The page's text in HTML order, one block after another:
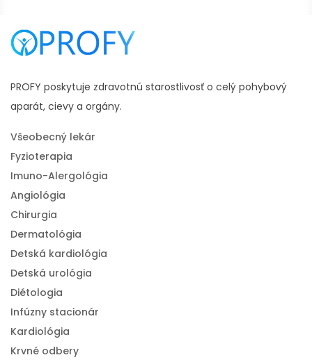
PROFY poskytuje zdravotnú starostlivosť o celý pohybový
aparát, cievy a orgány.
Všeobecný lekár
Fyzioterapia
Imuno-Alergológia
Angiológia
Chirurgia
Dermatológia
Detská kardiológia
Detská urológia
Diétologia
Infúzny stacionár
Kardiológia
Krvné odbery